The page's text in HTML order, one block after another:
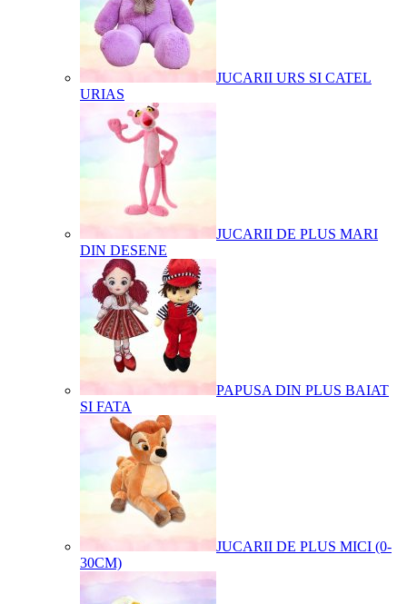
JUCARII URS SI CATEL
URIAS
JUCARII DE PLUS MARI
DIN DESENE
PAPUSA DIN PLUS BAIAT
SI FATA
JUCARII DE PLUS MICI (0-
30CM)